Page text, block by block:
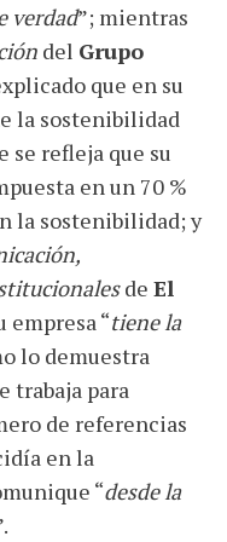
verdad”; mientras
del Grupo
que en su
la sostenibilidad
se refleja que su
en un 70 %
la sostenibilidad; y
de El
empresa “tiene la
lo demuestra
trabaja para
de referencias
en la
“desde la